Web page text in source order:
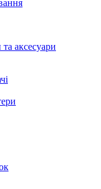
аксесуари